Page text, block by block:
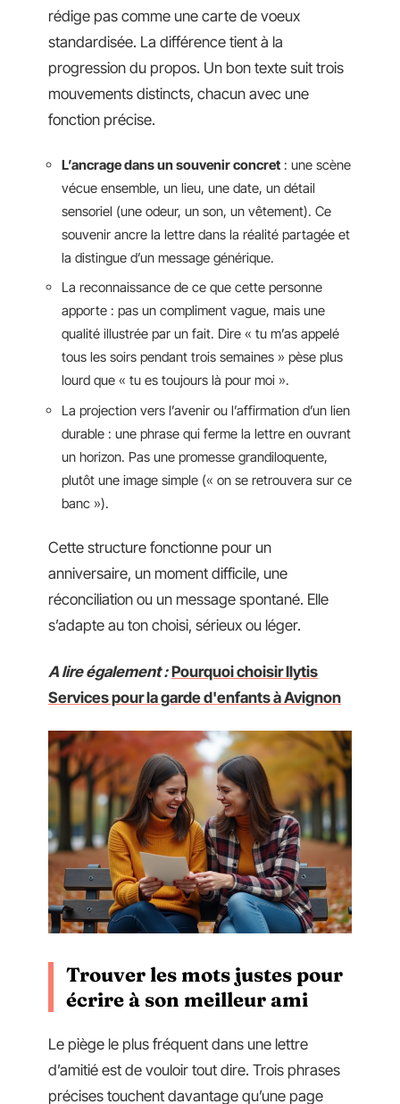
rédige pas comme une carte de voeux
standardisée. La différence tient à la
progression du propos. Un bon texte suit trois
mouvements distincts, chacun avec une
fonction précise.
L’ancrage dans un souvenir concret : une scène
vécue ensemble, un lieu, une date, un détail
sensoriel (une odeur, un son, un vêtement). Ce
souvenir ancre la lettre dans la réalité partagée et
la distingue d’un message générique.
La reconnaissance de ce que cette personne
apporte : pas un compliment vague, mais une
qualité illustrée par un fait. Dire « tu m’as appelé
tous les soirs pendant trois semaines » pèse plus
lourd que « tu es toujours là pour moi ».
La projection vers l’avenir ou l’affirmation d’un lien
durable : une phrase qui ferme la lettre en ouvrant
un horizon. Pas une promesse grandiloquente,
plutôt une image simple (« on se retrouvera sur ce
banc »).
Cette structure fonctionne pour un
anniversaire, un moment difficile, une
réconciliation ou un message spontané. Elle
s’adapte au ton choisi, sérieux ou léger.
A lire également : Pourquoi choisir Ilytis
Services pour la garde d'enfants à Avignon
Trouver les mots justes pour
écrire à son meilleur ami
Le piège le plus fréquent dans une lettre
d’amitié est de vouloir tout dire. Trois phrases
précises touchent davantage qu’une page